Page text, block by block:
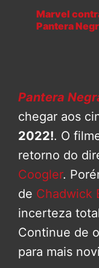
Marvel
Pantera
Pantera
chegar aos
2022!. O
retorno do
Coogler.
de Chadwick
incerteza
Continue de
para mais